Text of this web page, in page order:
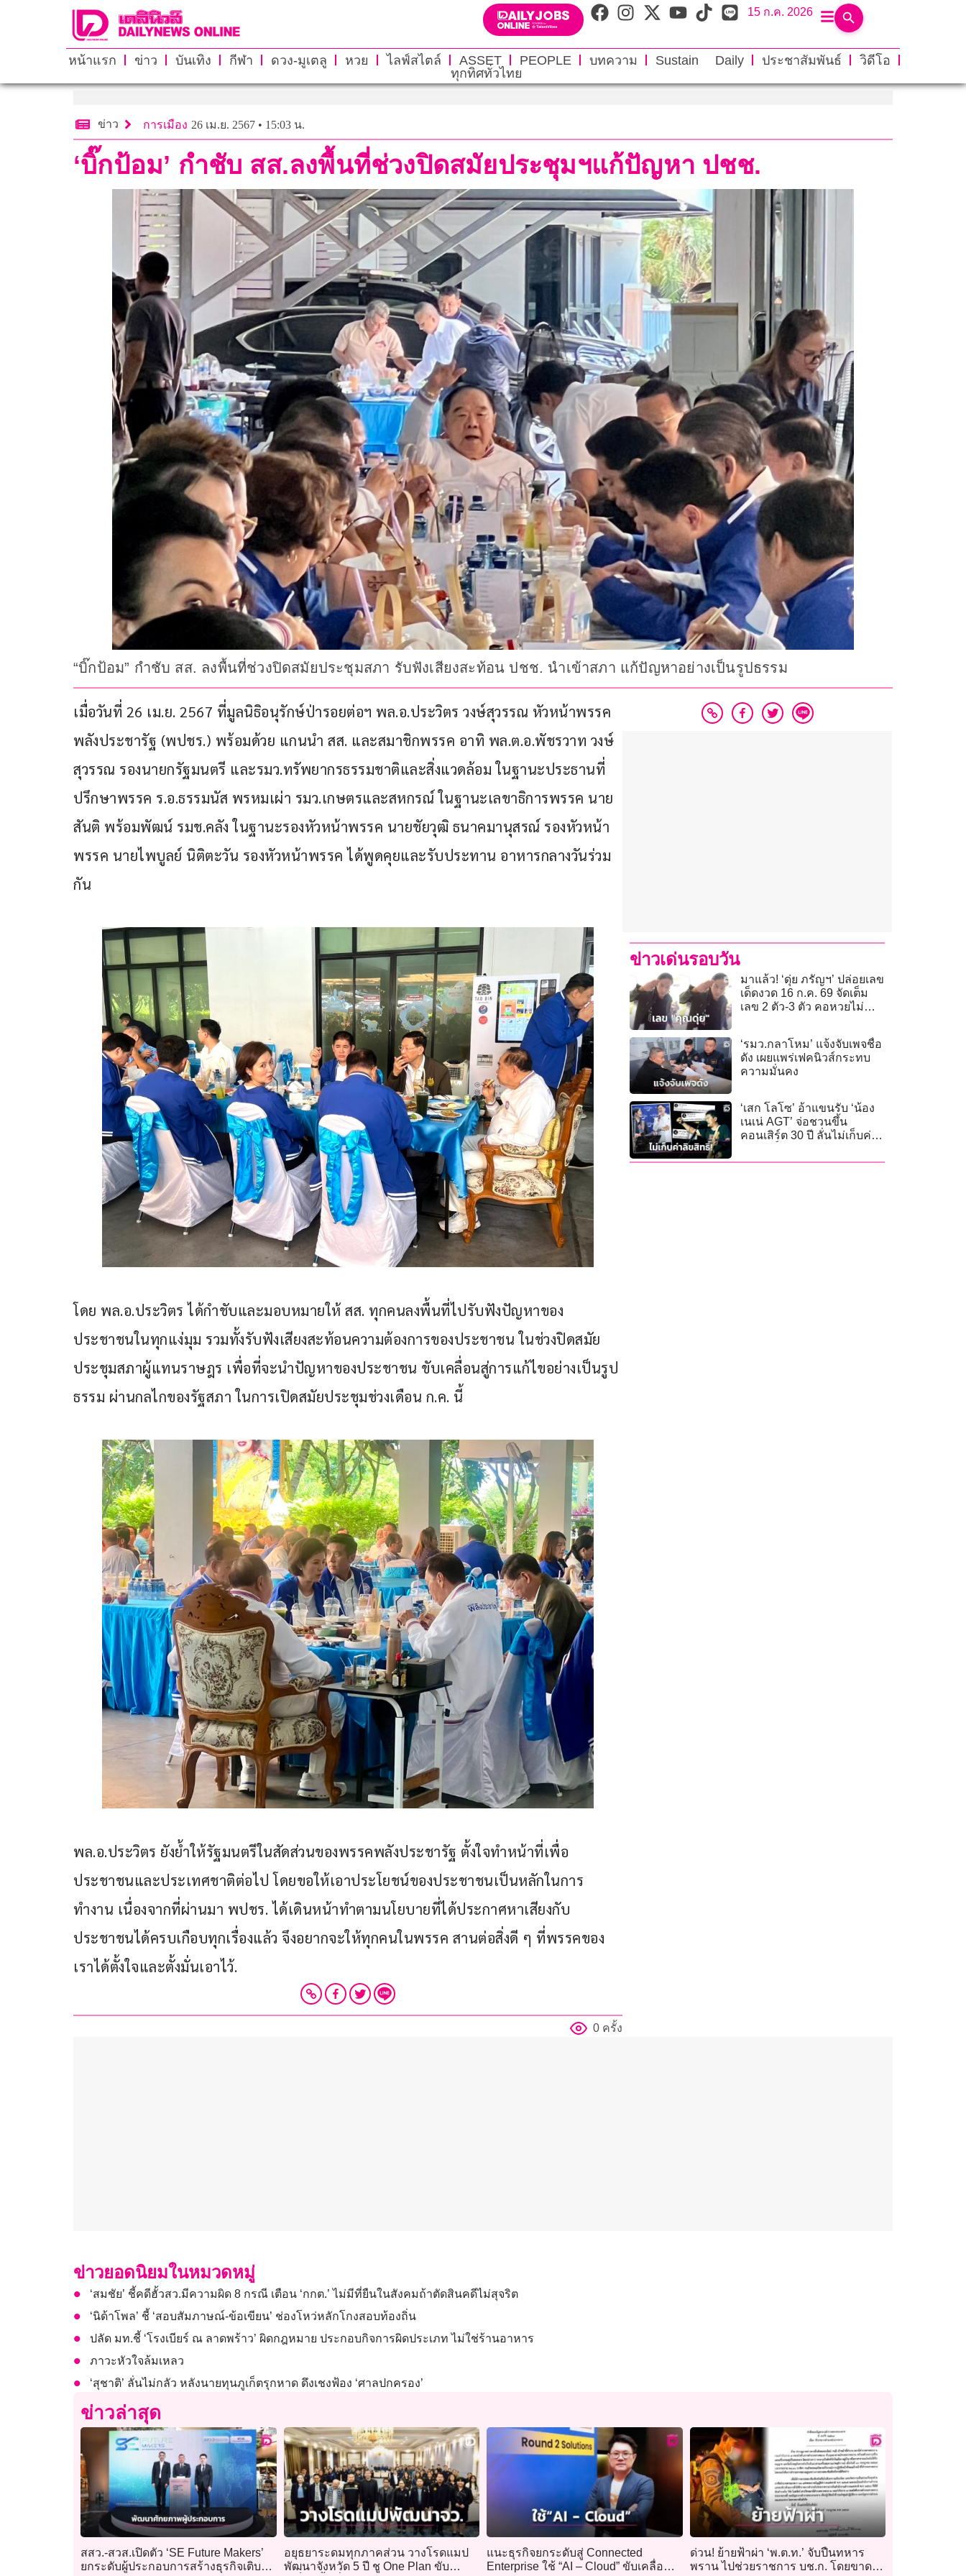
15 ก.ค. 2026
หน้าแรก ข่าว บันเทิง กีฬา ดวง-มูเตลู หวย ไลฟ์สไตล์ ASSET PEOPLE บทความ Sustain Daily ประชาสัมพันธ์
วิดีโอ
ทุกทิศทั่วไทย
ข่าว การเมือง 26 เม.ย. 2567 • 15:03 น.
‘บิ๊กป้อม’ กำชับ สส.ลงพื้นที่ช่วงปิดสมัยประชุมฯแก้ปัญหา ปชช.
“บิ๊กป้อม” กำชับ สส. ลงพื้นที่ช่วงปิดสมัยประชุมสภา รับฟังเสียงสะท้อน ปชช. นำเข้าสภา แก้ปัญหาอย่างเป็นรูปธรรม
เมื่อวันที่ 26 เม.ย. 2567 ที่มูลนิธิอนุรักษ์ป่ารอยต่อฯ พล.อ.ประวิตร วงษ์สุวรรณ หัวหน้าพรรค
พลังประชารัฐ (พปชร.) พร้อมด้วย แกนนำ สส. และสมาชิกพรรค อาทิ พล.ต.อ.พัชรวาท วงษ์
สุวรรณ รองนายกรัฐมนตรี และรมว.ทรัพยากรธรรมชาติและสิ่งแวดล้อม ในฐานะประธานที่
ปรึกษาพรรค ร.อ.ธรรมนัส พรหมเผ่า รมว.เกษตรและสหกรณ์ ในฐานะเลขาธิการพรรค นาย
สันติ พร้อมพัฒน์ รมช.คลัง ในฐานะรองหัวหน้าพรรค นายชัยวุฒิ ธนาคมานุสรณ์ รองหัวหน้า
พรรค นายไพบูลย์ นิติตะวัน รองหัวหน้าพรรค ได้พูดคุยและรับประทาน อาหารกลางวันร่วม
กัน
โดย พล.อ.ประวิตร ได้กำชับและมอบหมายให้ สส. ทุกคนลงพื้นที่ไปรับฟังปัญหาของ
ประชาชนในทุกแง่มุม รวมทั้งรับฟังเสียงสะท้อนความต้องการของประชาชน ในช่วงปิดสมัย
ประชุมสภาผู้แทนราษฎร เพื่อที่จะนำปัญหาของประชาชน ขับเคลื่อนสู่การแก้ไขอย่างเป็นรูป
ธรรม ผ่านกลไกของรัฐสภา ในการเปิดสมัยประชุมช่วงเดือน ก.ค. นี้
พล.อ.ประวิตร ยังย้ำให้รัฐมนตรีในสัดส่วนของพรรคพลังประชารัฐ ตั้งใจทำหน้าที่เพื่อ
ประชาชนและประเทศชาติต่อไป โดยขอให้เอาประโยชน์ของประชาชนเป็นหลักในการ
ทำงาน เนื่องจากที่ผ่านมา พปชร. ได้เดินหน้าทำตามนโยบายที่ได้ประกาศหาเสียงกับ
ประชาชนได้ครบเกือบทุกเรื่องแล้ว จึงอยากจะให้ทุกคนในพรรค สานต่อสิ่งดี ๆ ที่พรรคของ
เราได้ตั้งใจและตั้งมั่นเอาไว้.
0 ครั้ง
ข่าวเด่นรอบวัน
มาแล้ว! ‘ดุ่ย ภรัญฯ’ ปล่อยเลข
เด็ดงวด 16 ก.ค. 69 จัดเต็ม
เลข 2 ตัว-3 ตัว คอหวยไม่
‘รมว.กลาโหม’ แจ้งจับเพจชื่อ
ดัง เผยแพร่เฟคนิวส์กระทบ
ความมั่นคง
‘เสก โลโซ’ อ้าแขนรับ ‘น้อง
เนเน่ AGT’ จ่อชวนขึ้น
คอนเสิร์ต 30 ปี ลั่นไม่เก็บค่า
ข่าวยอดนิยมในหมวดหมู่
‘สมชัย’ ชี้คดีฮั้วสว.มีความผิด 8 กรณี เตือน ‘กกต.’ ไม่มีที่ยืนในสังคมถ้าตัดสินคดีไม่สุจริต
‘นิด้าโพล’ ชี้ ‘สอบสัมภาษณ์-ข้อเขียน’ ช่องโหว่หลักโกงสอบท้องถิ่น
ปลัด มท.ชี้ ‘โรงเบียร์ ณ ลาดพร้าว’ ผิดกฎหมาย ประกอบกิจการผิดประเภท ไม่ใช่ร้านอาหาร
ภาวะหัวใจล้มเหลว
‘สุชาติ’ ลั่นไม่กลัว หลังนายทุนภูเก็ตรุกหาด ดึงเชงฟ้อง ‘ศาลปกครอง’
ข่าวล่าสุด
สสว.-สวส.เปิดตัว ‘SE Future Makers’
ยกระดับผู้ประกอบการสร้างธุรกิจเติบโต
อยุธยาระดมทุกภาคส่วน วางโรดแมป
พัฒนาจังหวัด 5 ปี ชู One Plan ขับ
แนะธุรกิจยกระดับสู่ Connected
Enterprise ใช้ “AI – Cloud” ขับเคลื่อน
ด่วน! ย้ายฟ้าผ่า ‘พ.ต.ท.’ จับปืนทหาร
พราน ไปช่วยราชการ บช.ก. โดยขาด